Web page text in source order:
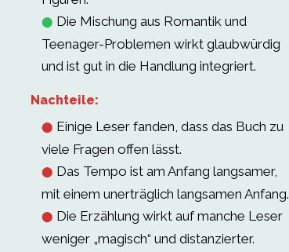
⬤ Die Mischung aus Romantik und
Teenager-Problemen wirkt glaubwürdig
und ist gut in die Handlung integriert.
Nachteile:
⬤ Einige Leser fanden, dass das Buch zu
viele Fragen offen lässt.
⬤ Das Tempo ist am Anfang langsamer,
mit einem unerträglich langsamen Anfang.
⬤ Die Erzählung wirkt auf manche Leser
weniger „magisch“ und distanzierter.